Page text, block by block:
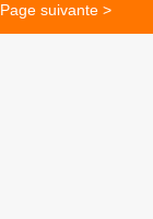
Page suivante >